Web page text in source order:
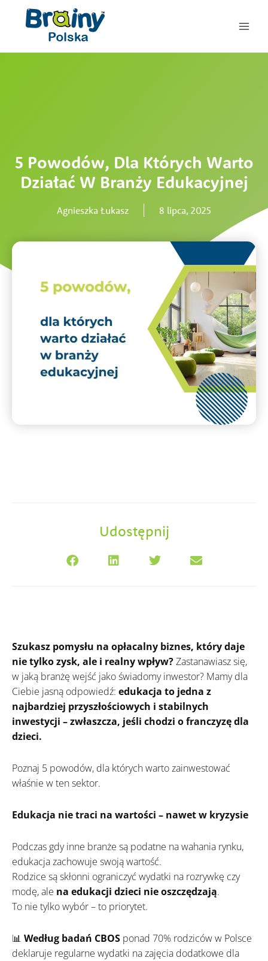
5 Powodów, Dla Których Warto
Działać W Branży Edukacyjnej
Agnieszka Łukasz 8 lipca, 2025
Udostępnij
Szukasz pomysłu na opłacalny biznes, który daje
nie tylko zysk, ale i realny wpływ?Zastanawiasz się,
w jaką branżę wejść jako świadomy inwestor? Mamy dla
Ciebie jasną odpowiedź: edukacja to jedna z
najbardziej przyszłościowych i stabilnych
inwestycji – zwłaszcza, jeśli chodzi o franczyzę dla
dzieci.
Poznaj 5 powodów, dla których warto zainwestować
właśnie w ten sektor.
Edukacja nie traci na wartości – nawet w kryzysie
Podczas gdy inne branże są podatne na wahania rynku,
edukacja zachowuje swoją wartość.
Rodzice są skłonni ograniczyć wydatki na rozrywkę czy
modę, ale na edukacji dzieci nie oszczędzają.
To nie tylko wybór – to priorytet.
📊 Według badań CBOS ponad 70% rodziców w Polsce
deklaruje regularne wydatki na zajęcia dodatkowe dla